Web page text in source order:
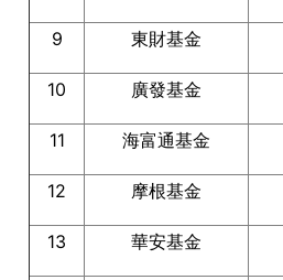
9 東財基金
10 廣發基金
11 海富通基金
12 摩根基金
13 華安基金